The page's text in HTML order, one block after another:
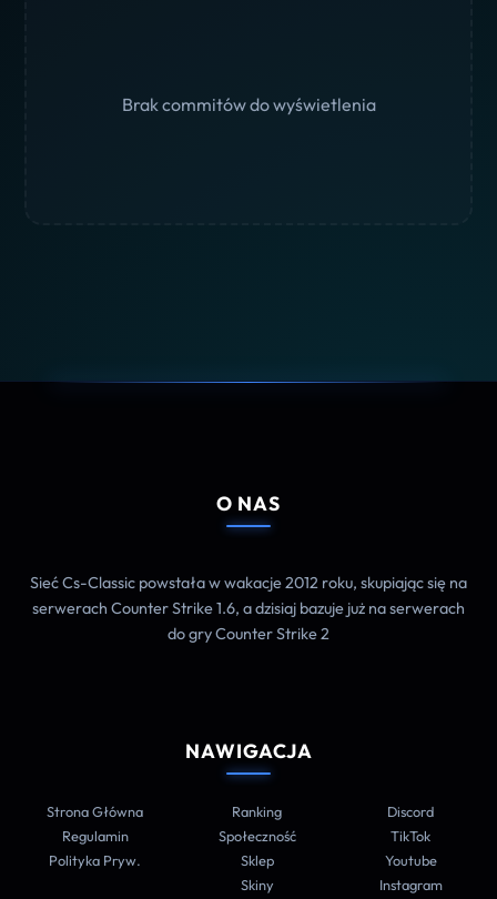
Brak commitów do wyświetlenia
O NAS
Sieć Cs-Classic powstała w wakacje 2012 roku, skupiając się na
serwerach Counter Strike 1.6, a dzisiaj bazuje już na serwerach
do gry Counter Strike 2
NAWIGACJA
Strona Główna
Regulamin
Polityka Pryw.
Ranking
Społeczność
Sklep
Skiny
Discord
TikTok
Youtube
Instagram